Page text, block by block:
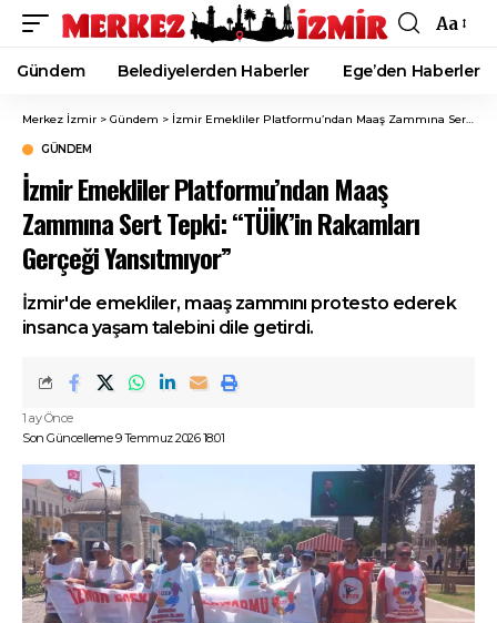
Font
Resizer
Aa
Gündem Belediyelerden Haberler Ege’den Haberler
Merkez İzmir > Gündem > İzmir Emekliler Platformu’ndan Maaş Zammına Sert Tepki: “TÜİK’in Rakamları Gerçeği Yansıtmıyor”
GÜNDEM
İzmir Emekliler Platformu’ndan Maaş
Zammına Sert Tepki: “TÜİK’in Rakamları
Gerçeği Yansıtmıyor”
İzmir'de emekliler, maaş zammını protesto ederek
insanca yaşam talebini dile getirdi.
Son Güncelleme 9 Temmuz 2026 18:01
1 ay Önce